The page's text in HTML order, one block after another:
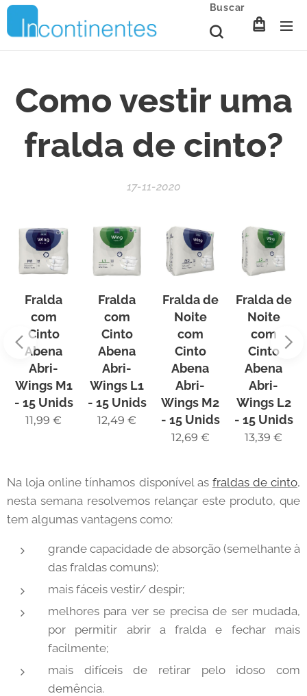
Buscar
Como vestir uma
fralda de cinto?
17-11-2020
Fralda
com
Cinto
Abena
Abri-
Wings M1
- 15 Unids
11,99 €
Fralda
com
Cinto
Abena
Abri-
Wings L1
- 15 Unids
12,49 €
Fralda de
Noite
com
Cinto
Abena
Abri-
Wings M2
- 15 Unids
12,69 €
Fralda de
Noite
com
Cinto
Abena
Abri-
Wings L2
- 15 Unids
13,39 €
Na loja online tínhamos disponível as fraldas de cinto,
nesta semana resolvemos relançar este produto, que
tem algumas vantagens como:
grande capacidade de absorção (semelhante à
das fraldas comuns);
mais fáceis vestir/ despir;
melhores para ver se precisa de ser mudada,
por permitir abrir a fralda e fechar mais
facilmente;
mais difíceis de retirar pelo idoso com
demência.